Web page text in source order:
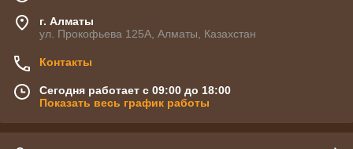
г. Алматы
ул. Прокофьева 125А, Алматы, Казахстан
Контакты
Сегодня работает с 09:00 до 18:00
Показать весь график работы